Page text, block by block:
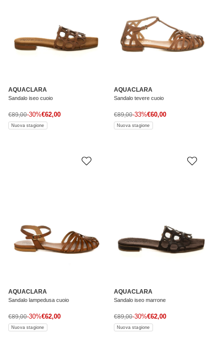
AQUACLARA
Sandalo iseo cuoio
Prezzo di vendita
€62,00
Prezzo normale
€89,00-30%
Nuova stagione
AQUACLARA
Sandalo tevere cuoio
Prezzo di vendita
€60,00
Prezzo normale
€89,00-33%
Nuova stagione
AQUACLARA
Sandalo lampedusa cuoio
Prezzo di vendita
€62,00
Prezzo normale
€89,00-30%
Nuova stagione
AQUACLARA
Sandalo iseo marrone
Prezzo di vendita
€62,00
Prezzo normale
€89,00-30%
Nuova stagione